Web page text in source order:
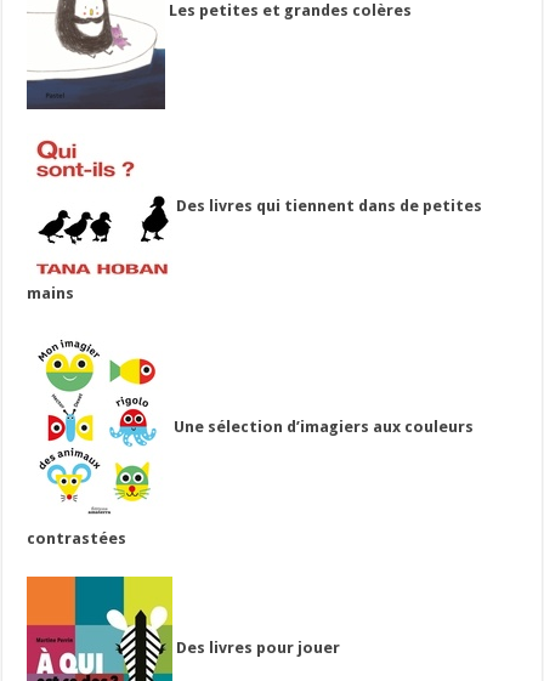
Les petites et grandes colères
Des livres qui tiennent dans de petites
mains
Une sélection d’imagiers aux couleurs
contrastées
Des livres pour jouer